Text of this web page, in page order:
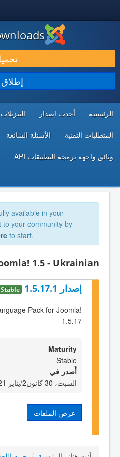
حمل & ومدد
اكتشف & تعلم
الرئيسية أحدث إصدار التنزيلات
المتطلبات التقنية الأسئلة الشائعة
وثائق واجهة برمجة التطبيقات API
available in your
to your community by
to start.
1.5 - Ukrainian
إصدار 1.5.17.1 Stable
Pack for Joomla!
1.5.17
Maturity
Stable
أٌصدر في
السبت، 30 كانون2/يناير 2021 09:33
عرض الملفات